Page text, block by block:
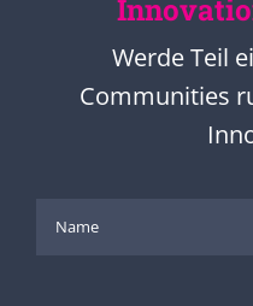
Werde Teil
Communities